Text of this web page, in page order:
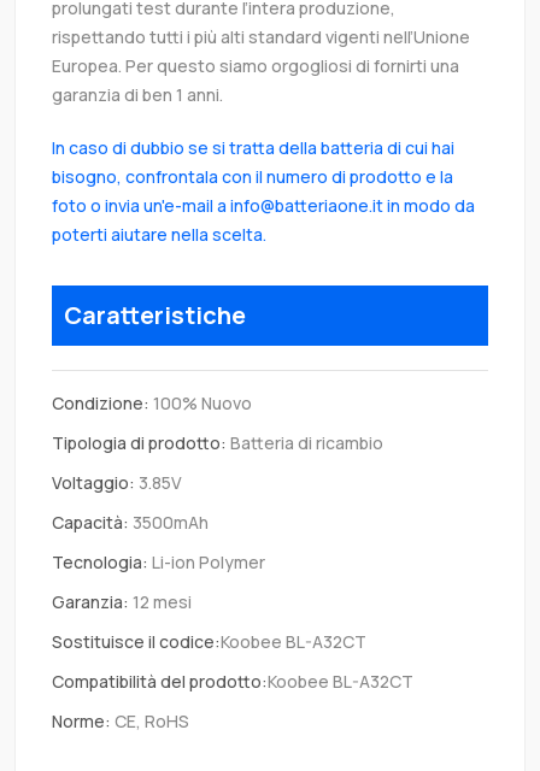
prolungati test durante l’intera produzione,
rispettando tutti i più alti standard vigenti nell’Unione
Europea. Per questo siamo orgogliosi di fornirti una
garanzia di ben 1 anni.
In caso di dubbio se si tratta della batteria di cui hai
bisogno, confrontala con il numero di prodotto e la
foto o invia un'e-mail a info@batteriaone.it in modo da
poterti aiutare nella scelta.
Caratteristiche
Condizione: 100% Nuovo
Tipologia di prodotto: Batteria di ricambio
Voltaggio: 3.85V
Capacità: 3500mAh
Tecnologia: Li-ion Polymer
Garanzia: 12 mesi
Sostituisce il codice:Koobee BL-A32CT
Compatibilità del prodotto:Koobee BL-A32CT
Norme: CE, RoHS